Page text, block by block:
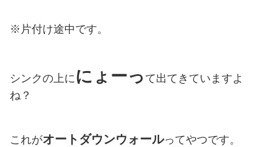
※片付け途中です。
シンクの上ににょーっ て出てきていますよ
ね？
これがオートダウンウォールってやつです。